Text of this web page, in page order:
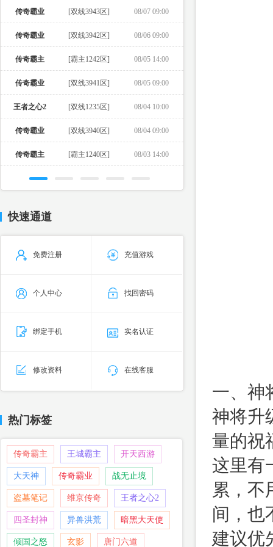
传奇霸业 [双线3943区] 08/07 09:00
传奇霸业 [双线3942区] 08/06 09:00
传奇霸主 [霸主1242区] 08/05 14:00
传奇霸业 [双线3941区] 08/05 09:00
王者之心2 [双线1235区] 08/04 10:00
传奇霸业 [双线3940区] 08/04 09:00
传奇霸主 [霸主1240区] 08/03 14:00
快速通道
免费注册 充值游戏
个人中心 找回密码
绑定手机 实名认证
修改资料 在线客服
热门标签
传奇霸主 王城霸主 开天西游
大天神 传奇霸业 战无止境
盗墓笔记 维京传奇 王者之心2
四圣封神 异兽洪荒 暗黑大天使
倾国之怒 玄影 唐门六道
一、神
神将升
量的祝
这里有
累，不
间，也
建议优